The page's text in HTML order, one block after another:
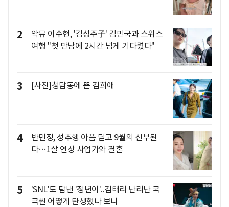
2
악뮤 이수현, '김성주子' 김민국과 스위스
여행 "첫 만남에 2시간 넘게 기다렸다"
3 [사진]청담동에 뜬 김희애
4
반민정, 성추행 아픔 딛고 9월의 신부된
다…1살 연상 사업가와 결혼
5
'SNL'도 탐낸 '정년이'..김태리 난리난 국
극씬 어떻게 탄생했나 보니